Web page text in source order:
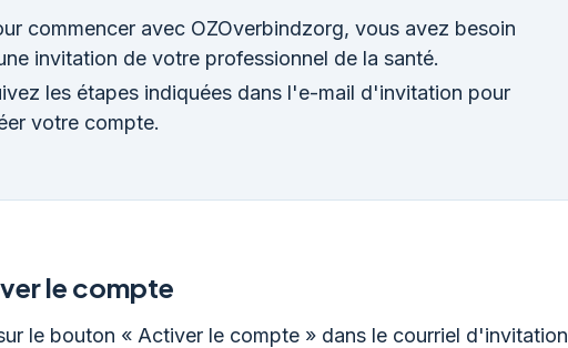
commencer avec OZOverbindzorg, vous avez besoin
invitation de votre professionnel de la santé.
les étapes indiquées dans l'e-mail d'invitation pour
votre compte.
le compte
le bouton « Activer le compte » dans le courriel d'invitation